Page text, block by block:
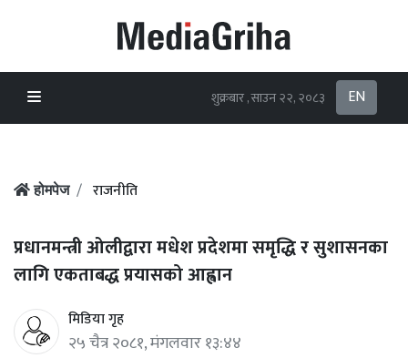
शुक्रबार , साउन २२, २०८३ EN
होमपेज राजनीति
प्रधानमन्त्री ओलीद्वारा मधेश प्रदेशमा समृद्धि र सुशासनका
लागि एकताबद्ध प्रयासको आह्वान
मिडिया गृह
२५ चैत्र २०८१, मंगलवार १३:४४